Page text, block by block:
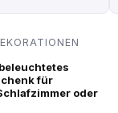
für
oder